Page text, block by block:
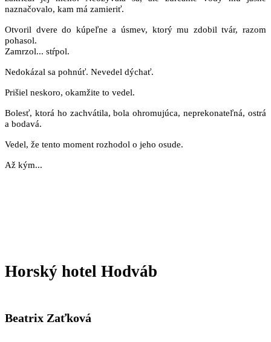
naznačovalo, kam má zamieriť.
Otvoril dvere do kúpeľne a úsmev, ktorý mu zdobil tvár, razom
pohasol.
Zamrzol... stŕpol.
Nedokázal sa pohnúť. Nevedel dýchať.
Prišiel neskoro, okamžite to vedel.
Bolesť, ktorá ho zachvátila, bola ohromujúca, neprekonateľná, ostrá
a bodavá.
Vedel, že tento moment rozhodol o jeho osude.
Až kým...
Horský hotel Hodváb
Beatrix Zaťková